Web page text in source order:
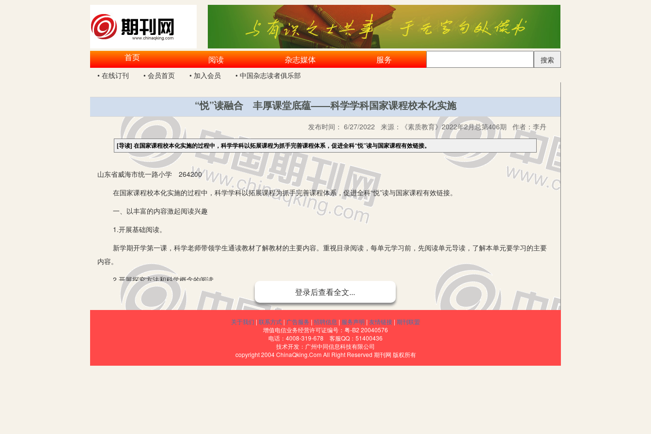
首页 阅读 杂志媒体 服务
搜索
• 在线订刊
• 会员首页 • 加入会员 • 中国杂志读者俱乐部
“悦”读融合 丰厚课堂底蕴——科学学科国家课程校本化实施
发布时间： 6/27/2022 来源： 《素质教育》2022年2月总第406期 作者： 李丹
[导读]在国家课程校本化实施的过程中，科学学科以拓展课程为抓手完善课程体系，促进全科“悦”读与国家课程有效链接。
山东省威海市统一路小学 264200
在国家课程校本化实施的过程中，科学学科以拓展课程为抓手完善课程体系，促进全科“悦”读与国家课程有效链接。
一、以丰富的内容激起阅读兴趣
1.开展基础阅读。
新学期开学第一课，科学老师带领学生通读教材了解教材的主要内容。重视目录阅读，每单元学习前，先阅读单元导读，了解本单元要学习的主要
内容。
2.开展探究方法和科学概念的阅读。
在课堂探究过程中，引导学生有针对性地阅读实验探究方法和科学概念，联系已有的经验，对接下来的实验探究有更全面系统的认识。在亲身经历
的探究活动中实施教材阅读，让探究方法和科学概念通过阅读深入学生脑海，从而提高课堂探究的有效性。
提升科学知识的广度，总结单元科学知识形成系统的知识体系，把资料库归结为两类：一是当前研究的热点问题，这些材料的阅读，增强了学生的
登录后查看全文...
关于我们 | 联系方式 | 广告服务 | 招聘信息 | 服务声明 | 友情链接 | 期刊联盟
增值电信业务经营许可证编号：粤-B2 20040576
电话：4008-319-678 客服QQ：51400436
技术开发：广州中同信息科技有限公司
copyright 2004 ChinaQking.Com All Right Reserved 期刊网 版权所有